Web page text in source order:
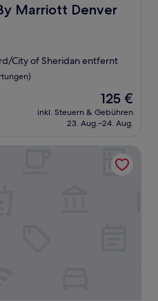
Marriott Denver
Denver Downtown
City of Sheridan entfernt
Der
Preis
beträgt
125 €
inkl. Steuern & Gebühren
23. Aug.–24. Aug.